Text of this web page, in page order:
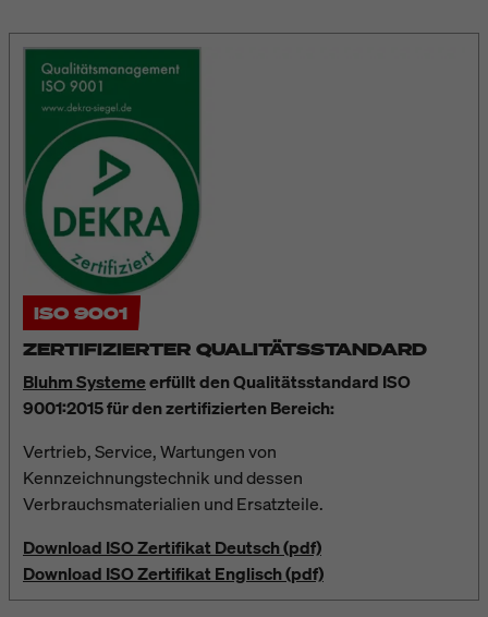
ISO 9001
ZERTIFIZIERTER QUALITÄTSSTANDARD
Bluhm Systemeerfüllt den Qualitätsstandard ISO
9001:2015 für den zertifizierten Bereich:
Vertrieb, Service, Wartungen von
Kennzeichnungstechnik und dessen
Verbrauchsmaterialien und Ersatzteile.
Download ISO Zertifikat Deutsch (pdf)
Download ISO Zertifikat Englisch (pdf)